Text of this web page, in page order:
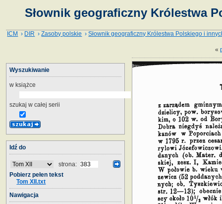
Słownik geograficzny Królestwa
ICM › DIR ›Zasoby polskie ›Słownik geograficzny Królestwa Polskiego i
«
Wyszukiwanie
w książce
szukaj w całej serii
Idź do
strona:
Pobierz pełen tekst
Tom XII.txt
Nawigacja